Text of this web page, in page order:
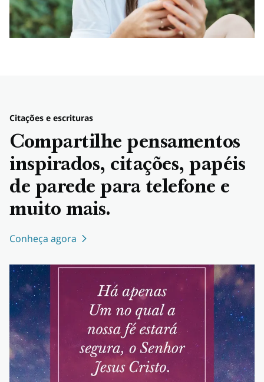
Citações e escrituras
Compartilhe pensamentos
inspirados, citações, papéis
de parede para telefone e
muito mais.
Conheça agora